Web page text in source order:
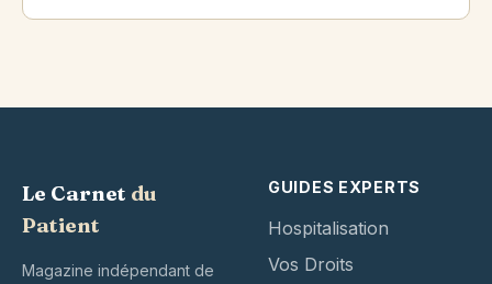
Le Carnet du
Patient
Magazine indépendant de
GUIDES EXPERTS
Hospitalisation
Vos Droits